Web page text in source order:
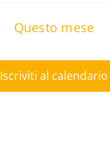
Questo mese
Iscriviti al calendario